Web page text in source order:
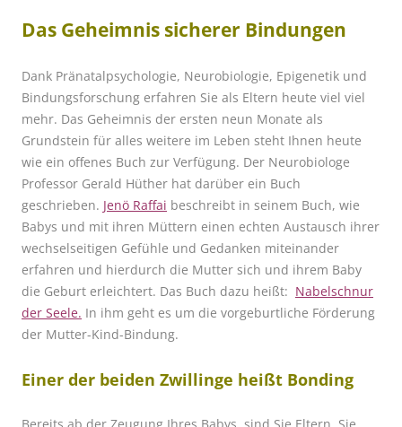
Das Geheimnis sicherer Bindungen
Dank Pränatalpsychologie, Neurobiologie, Epigenetik und
Bindungsforschung erfahren Sie als Eltern heute viel viel
mehr. Das Geheimnis der ersten neun Monate als
Grundstein für alles weitere im Leben steht Ihnen heute
wie ein offenes Buch zur Verfügung. Der Neurobiologe
Professor Gerald Hüther hat darüber ein Buch
geschrieben. Jenö Raffai beschreibt in seinem Buch, wie
Babys und mit ihren Müttern einen echten Austausch ihrer
wechselseitigen Gefühle und Gedanken miteinander
erfahren und hierdurch die Mutter sich und ihrem Baby
die Geburt erleichtert. Das Buch dazu heißt: Nabelschnur
der Seele. In ihm geht es um die vorgeburtliche Förderung
der Mutter-Kind-Bindung.
Einer der beiden Zwillinge heißt Bonding